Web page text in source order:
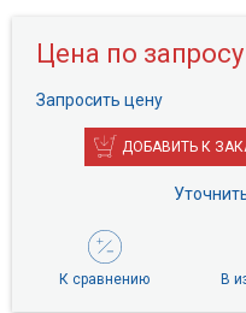
Цена по запросу
Запросить цену
ДОБАВИТЬ К
К сравнению В